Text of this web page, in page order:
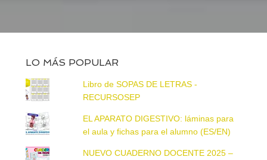
LO MÁS POPULAR
Libro de SOPAS DE LETRAS -
RECURSOSEP
EL APARATO DIGESTIVO: láminas para
el aula y fichas para el alumno (ES/EN)
NUEVO CUADERNO DOCENTE 2025 –